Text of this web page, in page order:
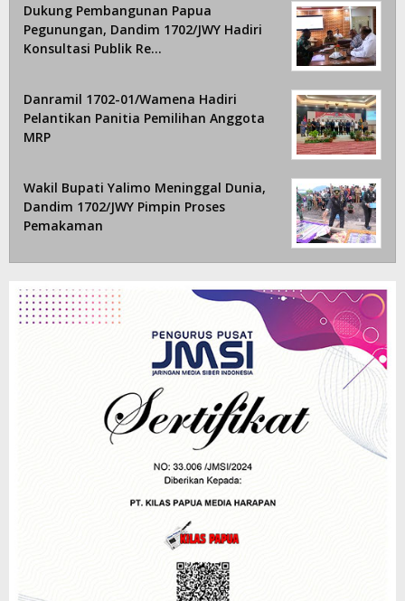
Dukung Pembangunan Papua
Pegunungan, Dandim 1702/JWY Hadiri
Konsultasi Publik Re…
Danramil 1702-01/Wamena Hadiri
Pelantikan Panitia Pemilihan Anggota
MRP
Wakil Bupati Yalimo Meninggal Dunia,
Dandim 1702/JWY Pimpin Proses
Pemakaman